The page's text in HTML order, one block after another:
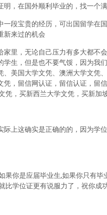
，在国外顺利毕业的，找一个满
一段宝贵的经历，可出国留学
新来过的机会
家里，无论自己压力有多大都
学生，但是也不要气馁，因为
美国大学文凭、澳洲大学文凭
，留信网认证，留信认证，留
凭，买新西兰大学文凭，买新加
上这确实是正确的的，因为学
果你是应届毕业生,如果你只有
比学位证更有说服力了，祝你成